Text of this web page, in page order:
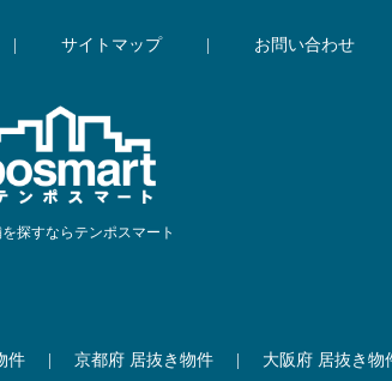
サイトマップ お問い合わせ
探すならテンポスマート
件 京都府 居抜き物件 大阪府 居抜き物